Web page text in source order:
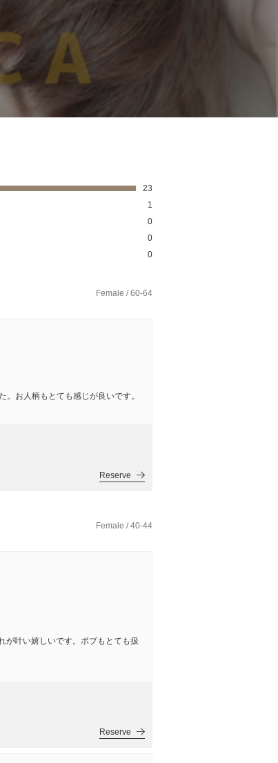
23
1
0
0
0
Female / 60-64
お人柄もとても感じが良いです。
Reserve
Female / 40-44
が叶い嬉しいです。ボブもとても扱
Reserve